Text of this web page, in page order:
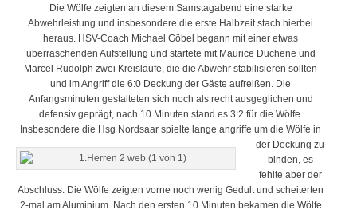
Die Wölfe zeigten an diesem Samstagabend eine starke
Abwehrleistung und insbesondere die erste Halbzeit stach hierbei
heraus. HSV-Coach Michael Göbel begann mit einer etwas
überraschenden Aufstellung und startete mit Maurice Duchene und
Marcel Rudolph zwei Kreisläufe, die die Abwehr stabilisieren sollten
und im Angriff die 6:0 Deckung der Gäste aufreißen. Die
Anfangsminuten gestalteten sich noch als recht ausgeglichen und
defensiv geprägt, nach 10 Minuten stand es 3:2 für die Wölfe.
Insbesondere die Hsg Nordsaar spielte lange angriffe um die Wölfe in
der Deckung zu
binden, es
fehlte aber der
Abschluss. Die Wölfe zeigten vorne noch wenig Gedult und scheiterten
2-mal am Aluminium. Nach den ersten 10 Minuten bekamen die Wölfe